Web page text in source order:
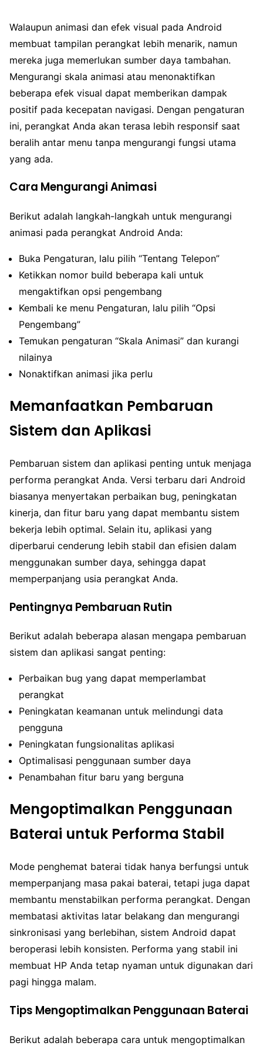
Walaupun animasi dan efek visual pada Android
membuat tampilan perangkat lebih menarik, namun
mereka juga memerlukan sumber daya tambahan.
Mengurangi skala animasi atau menonaktifkan
beberapa efek visual dapat memberikan dampak
positif pada kecepatan navigasi. Dengan pengaturan
ini, perangkat Anda akan terasa lebih responsif saat
beralih antar menu tanpa mengurangi fungsi utama
yang ada.
Cara Mengurangi Animasi
Berikut adalah langkah-langkah untuk mengurangi
animasi pada perangkat Android Anda:
Buka Pengaturan, lalu pilih “Tentang Telepon”
Ketikkan nomor build beberapa kali untuk
mengaktifkan opsi pengembang
Kembali ke menu Pengaturan, lalu pilih “Opsi
Pengembang”
Temukan pengaturan “Skala Animasi” dan kurangi
nilainya
Nonaktifkan animasi jika perlu
Memanfaatkan Pembaruan
Sistem dan Aplikasi
Pembaruan sistem dan aplikasi penting untuk menjaga
performa perangkat Anda. Versi terbaru dari Android
biasanya menyertakan perbaikan bug, peningkatan
kinerja, dan fitur baru yang dapat membantu sistem
bekerja lebih optimal. Selain itu, aplikasi yang
diperbarui cenderung lebih stabil dan efisien dalam
menggunakan sumber daya, sehingga dapat
memperpanjang usia perangkat Anda.
Pentingnya Pembaruan Rutin
Berikut adalah beberapa alasan mengapa pembaruan
sistem dan aplikasi sangat penting:
Perbaikan bug yang dapat memperlambat
perangkat
Peningkatan keamanan untuk melindungi data
pengguna
Peningkatan fungsionalitas aplikasi
Optimalisasi penggunaan sumber daya
Penambahan fitur baru yang berguna
Mengoptimalkan Penggunaan
Baterai untuk Performa Stabil
Mode penghemat baterai tidak hanya berfungsi untuk
memperpanjang masa pakai baterai, tetapi juga dapat
membantu menstabilkan performa perangkat. Dengan
membatasi aktivitas latar belakang dan mengurangi
sinkronisasi yang berlebihan, sistem Android dapat
beroperasi lebih konsisten. Performa yang stabil ini
membuat HP Anda tetap nyaman untuk digunakan dari
pagi hingga malam.
Tips Mengoptimalkan Penggunaan Baterai
Berikut adalah beberapa cara untuk mengoptimalkan